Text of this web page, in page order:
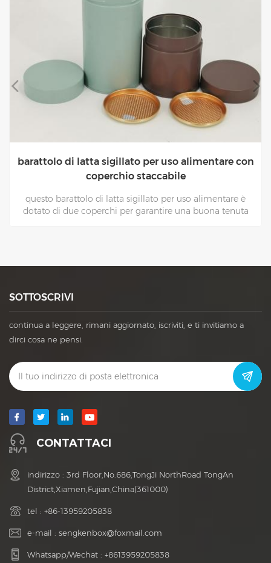
barattolo di latta sigillato per uso alimentare con
coperchio staccabile
questo barattolo di latta sigillato per uso alimentare è
dotato di due coperchi per garantire una buona tenuta
SOTTOSCRIVI
continua a leggere, rimani aggiornato, iscriviti, e ti invitiamo a
dirci cosa ne pensi.
CONTATTACI
indirizzo : 3rd Floor,No.686,TongJi NorthRoad TongAn
District,Xiamen,Fujian,China(361000)
tel : +86-13959205838
e-mail : sengkenbox@foxmail.com
Whatsapp/Wechat : +8613959205838